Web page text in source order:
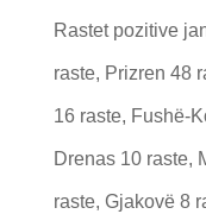
Rastet pozitive
raste, Prizren 48
16 raste, Fushë-
Drenas 10 raste,
raste, Gjakovë 8